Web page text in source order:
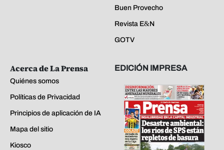
Buen Provecho
Revista E&N
GOTV
Acerca de La Prensa
Quiénes somos
Políticas de Privacidad
Principios de aplicación de IA
Mapa del sitio
Kiosco
EDICIÓN IMPRESA